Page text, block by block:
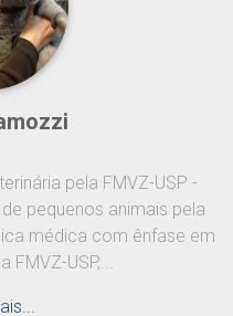
pela FMVZ-USP -
pequenos animais pela
médica com ênfase em
FMVZ-USP,...